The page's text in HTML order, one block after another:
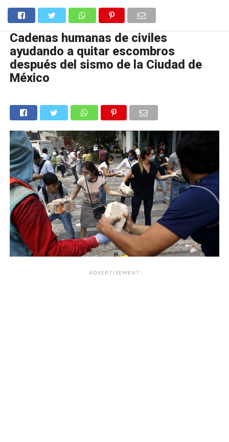
Cadenas humanas de civiles
ayudando a quitar escombros
después del sismo de la Ciudad de
México
ADVERTISEMENT